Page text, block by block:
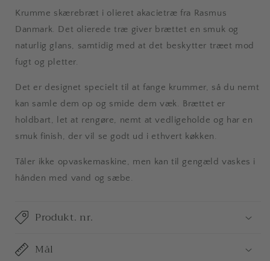
Krumme skærebræt i olieret akacietræ fra Rasmus
Danmark. Det olierede træ giver brættet en smuk og
naturlig glans, samtidig med at det beskytter træet mod
fugt og pletter.
Det er designet specielt til at fange krummer, så du nemt
kan samle dem op og smide dem væk. Brættet er
holdbart, let at rengøre, nemt at vedligeholde og har en
smuk finish, der vil se godt ud i ethvert køkken.
Tåler ikke opvaskemaskine, men kan til gengæld vaskes i
hånden med vand og sæbe.
Produkt. nr.
Mål